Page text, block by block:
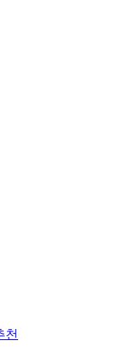
천